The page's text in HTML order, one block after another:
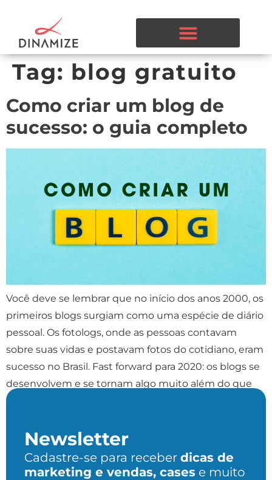
Tag: blog gratuito
Como criar um blog de
sucesso: o guia completo
Você deve se lembrar que no início dos anos 2000, os
primeiros blogs surgiam como uma espécie de diário
pessoal. Os fotologs, onde as pessoas contavam
sobre suas vidas e postavam fotos do cotidiano, eram
sucesso no Brasil. Fast forward para 2020: os blogs se
desenvolvem e se tornam algo muito além do que
eram. […]
Newsletter
Cadastre-se para receber dicas de
marketing e vendas, cases e muito